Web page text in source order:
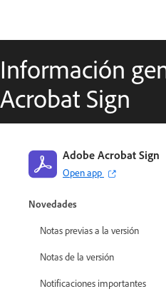
Información
Acrobat Sign
Adobe Acrobat Sign
Open app
Guía de Adobe Acrobat Sign
Novedades
Notas previas a la versión
Notas de la versión
Notificaciones importantes